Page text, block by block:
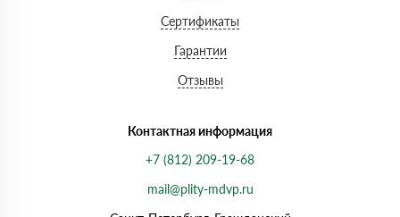
Сертификаты
Гарантии
Отзывы
Контактная информация
+7 (812) 209-19-68
mail@plity-mdvp.ru